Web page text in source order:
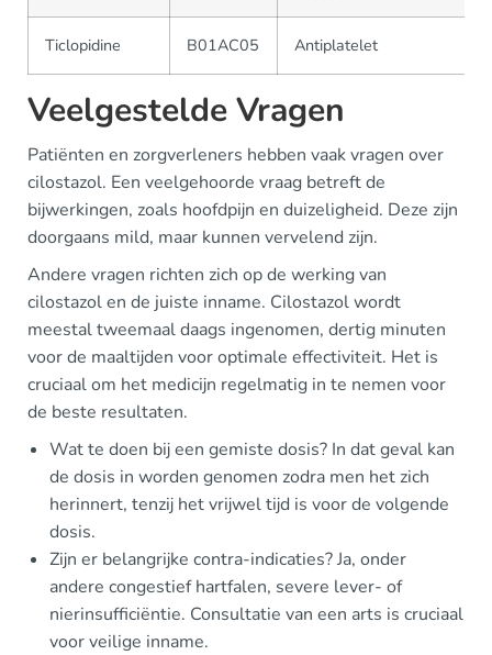
Ticlopidine B01AC05 Antiplatelet
Veelgestelde Vragen
Patiënten en zorgverleners hebben vaak vragen over
cilostazol. Een veelgehoorde vraag betreft de
bijwerkingen, zoals hoofdpijn en duizeligheid. Deze zijn
doorgaans mild, maar kunnen vervelend zijn.
Andere vragen richten zich op de werking van
cilostazol en de juiste inname. Cilostazol wordt
meestal tweemaal daags ingenomen, dertig minuten
voor de maaltijden voor optimale effectiviteit. Het is
cruciaal om het medicijn regelmatig in te nemen voor
de beste resultaten.
Wat te doen bij een gemiste dosis? In dat geval kan
de dosis in worden genomen zodra men het zich
herinnert, tenzij het vrijwel tijd is voor de volgende
dosis.
Zijn er belangrijke contra-indicaties? Ja, onder
andere congestief hartfalen, severe lever- of
nierinsufficiëntie. Consultatie van een arts is cruciaal
voor veilige inname.